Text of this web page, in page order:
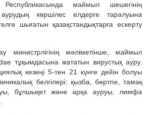
Республикасында маймыл шешегінің
көршілес елдерге таралуына
шығатын қазақстандықтарға ескерту
министрлігінің мәліметінше, маймыл
тұқымдасына жататын вирустық ауру.
кезеңі 5-тен 21 күнге дейін болуы
белгілері: қызба, бөртпе, тамақ
бұлшықет және арқа ауруы, лимфа